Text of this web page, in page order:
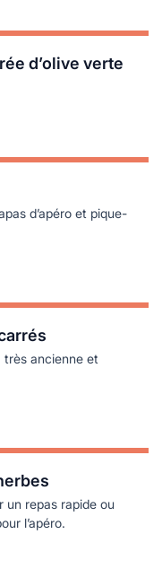
d’olive verte
d’apéro et pique-
très ancienne et
un repas rapide ou
l’apéro.